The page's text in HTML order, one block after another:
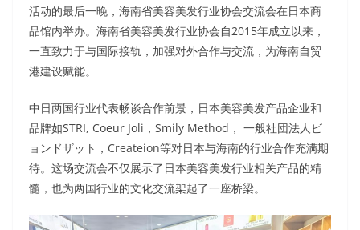
活动的最后一晚，海南省美容美发行业协会交流会在日本商
品馆内举办。海南省美容美发行业协会自2015年成立以来，
一直致力于与国际接轨，加强对外合作与交流，为海南自贸
港建设赋能。
中日两国行业代表畅谈合作前景，日本美容美发产品企业和
品牌如STRI, Coeur Joli，Smily Method， 一般社団法人ビ
ョンドザット，Createion等对日本与海南的行业合作充满期
待。这场交流会不仅展示了日本美容美发行业相关产品的精
髓，也为两国行业的文化交流架起了一座桥梁。